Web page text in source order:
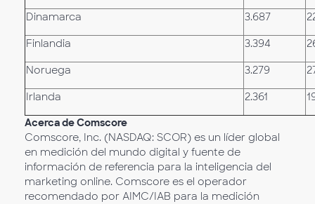
Dinamarca 3.687
Finlandia 3.394
Noruega 3.279
Irlanda 2.361
Acerca de Comscore
Comscore, Inc. (NASDAQ: SCOR) es un líder global
en medición del mundo digital y fuente de
información de referencia para la inteligencia del
marketing online. Comscore es el operador
recomendado por AIMC/IAB para la medición